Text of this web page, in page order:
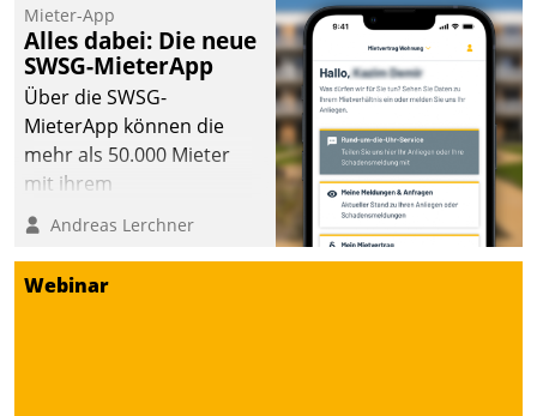
Mieter-App
Alles dabei: Die neue
SWSG-MieterApp
Über die SWSG-
MieterApp können die
mehr als 50.000 Mieter
mit ihrem
Wohnungsunternehmen
kommunizieren, auf dem
Laufenden bleiben, Daten
einsehen und ändern
Andreas Lerchner
Webinar